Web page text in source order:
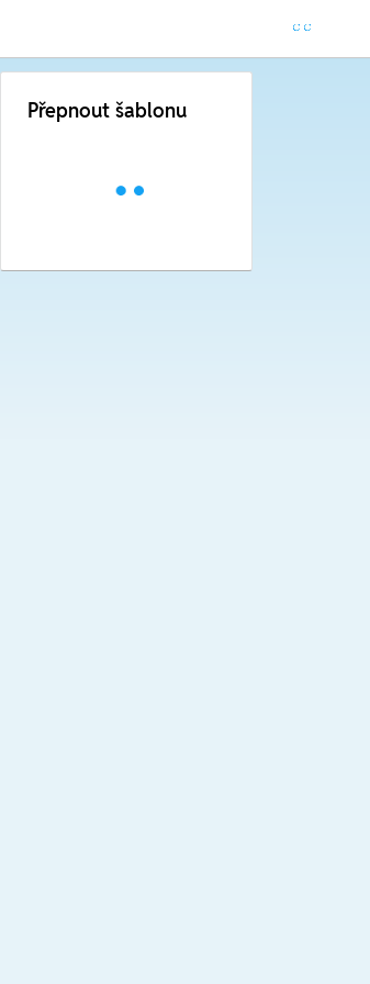
Přepnout šablonu